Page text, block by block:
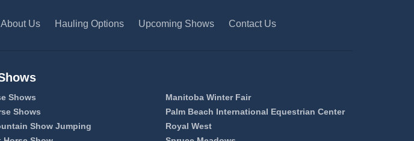
About Us Hauling Options Upcoming Shows Contact Us
Shows
Manitoba Winter Fair
Shows
Palm Beach International Equestrian Center
Show Jumping
Royal West